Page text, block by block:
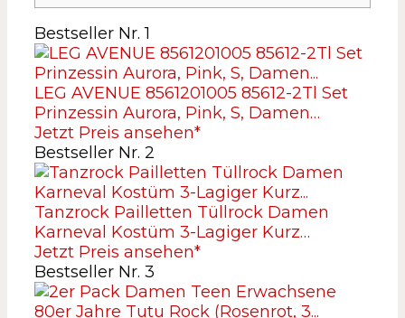
Bestseller Nr. 1
LEG AVENUE 8561201005 85612-2Tl Set
Prinzessin Aurora, Pink, S, Damen…
Jetzt Preis ansehen*
Bestseller Nr. 2
Tanzrock Pailletten Tüllrock Damen
Karneval Kostüm 3-Lagiger Kurz…
Jetzt Preis ansehen*
Bestseller Nr. 3